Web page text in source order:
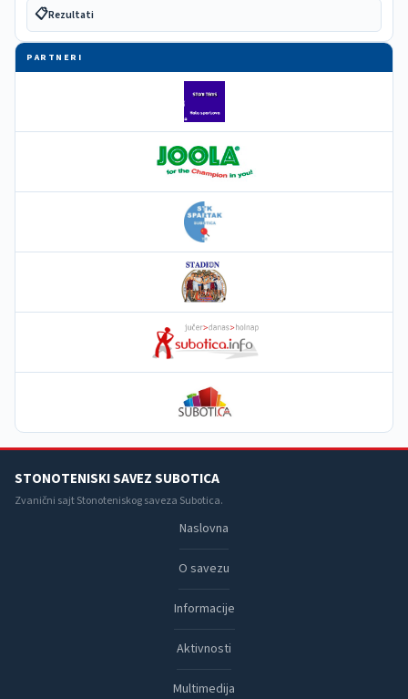
📋Rezultati
PARTNERI
STONOTENISKI SAVEZ SUBOTICA
Zvanični sajt Stonoteniskog saveza Subotica.
Naslovna
O savezu
Informacije
Aktivnosti
Multimedija